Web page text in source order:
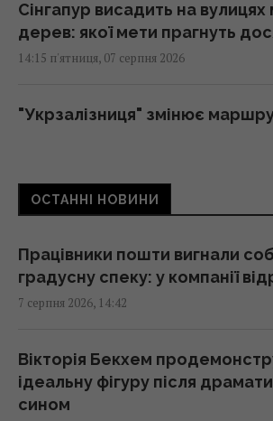
Сінгапур висадить на вулицях
дерев: якої мети прагнуть
14:15 п'ятниця, 07 серпня 2026
"Укрзалізниця" змінює
14:14 п'ятниця, 07 серпня 2026
родичів на цілому архіпелазі
14:10 п'ятниця, 07 серпня 2026
40-градусної спеки:
14:00 п'ятниця, 07 серпня 2026
ОСТАННІ НОВИНИ
Працівники пошти вигнали
градусну спеку: у компанії
7 серпня 2026, 14:42
Вікторія Бекхем
ідеальну фігуру після
сином